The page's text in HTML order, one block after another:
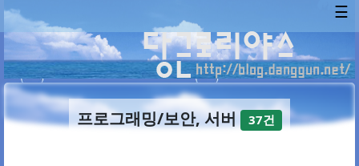
☰
프로그래밍/보안, 서버 37건